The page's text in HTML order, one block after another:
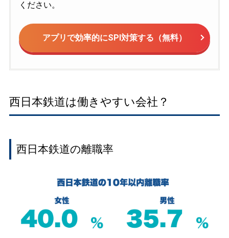
ください。
アプリで効率的にSPI対策する（無料）
西日本鉄道は働きやすい会社？
西日本鉄道の離職率